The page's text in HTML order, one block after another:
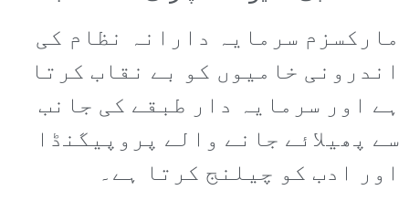
مارکسزم سرمایہ دارانہ نظام کی
اندرونی خامیوں کو بے نقاب کرتا
ہے اور سرمایہ دار طبقے کی جانب
سے پھیلائے جانے والے پروپیگنڈا
اور ادب کو چیلنج کرتا ہے۔